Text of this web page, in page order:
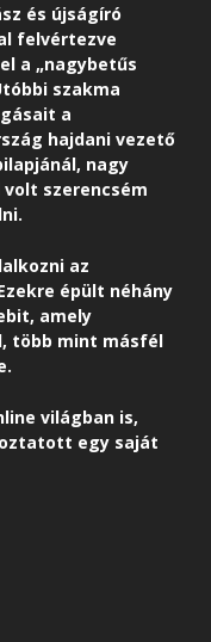
és újságíró
felvértezve
a „nagybetűs
szakma
a
hajdani vezető
nagy
szerencsém
az
épült néhány
amely
több mint másfél
világban is,
egy saját